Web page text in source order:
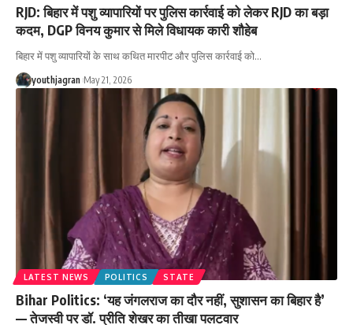
RJD: बिहार में पशु व्यापारियों पर पुलिस कार्रवाई को लेकर RJD का बड़ा
कदम, DGP विनय कुमार से मिले विधायक कारी शौहेब
बिहार में पशु व्यापारियों के साथ कथित मारपीट और पुलिस कार्रवाई को…
youthjagran May 21, 2026
LATEST NEWS POLITICS STATE
Bihar Politics: ‘यह जंगलराज का दौर नहीं, सुशासन का बिहार है’
— तेजस्वी पर डॉ. प्रीति शेखर का तीखा पलटवार